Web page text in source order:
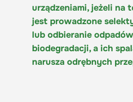
urządzeniami, jeżeli na
jest prowadzone
lub odbieranie
biodegradacji, a ich
narusza odrębnych